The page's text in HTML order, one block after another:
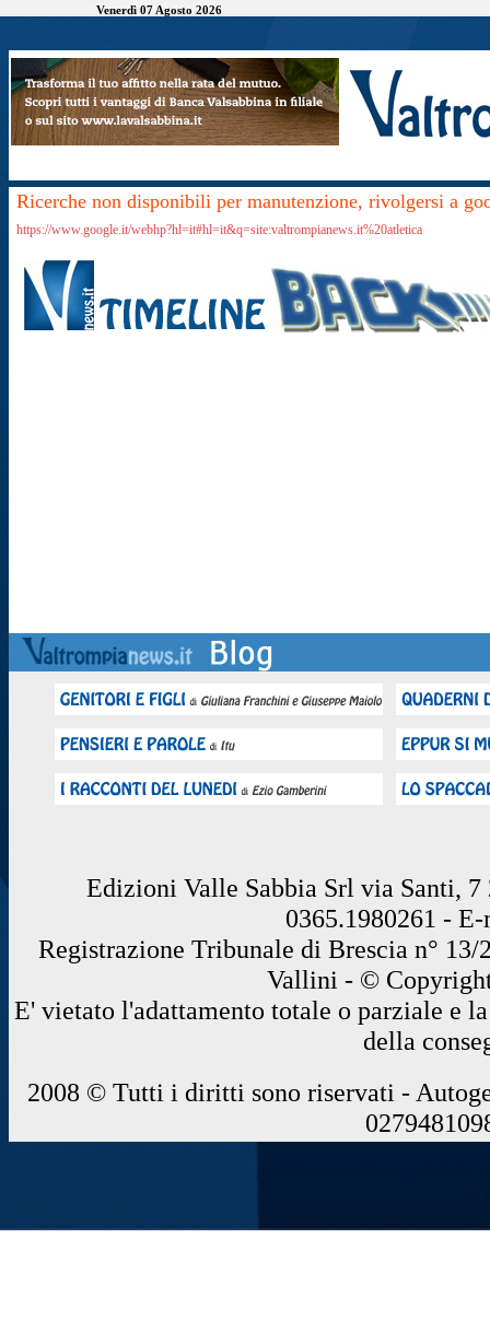
Venerdì 07 Agosto 2026
Ricerche non disponibili per manutenzione, rivolgersi a
https://www.google.it/webhp?hl=it#hl=it&q=site:valtrompianews.it%20atletica
Edizioni Valle Sabbia Srl via Santi, 7
0365.1980261 -
Registrazione Tribunale di Brescia n°
Vallini - ©
E' vietato l'adattamento totale o parziale e
della
2008 © Tutti i diritti sono riservati -